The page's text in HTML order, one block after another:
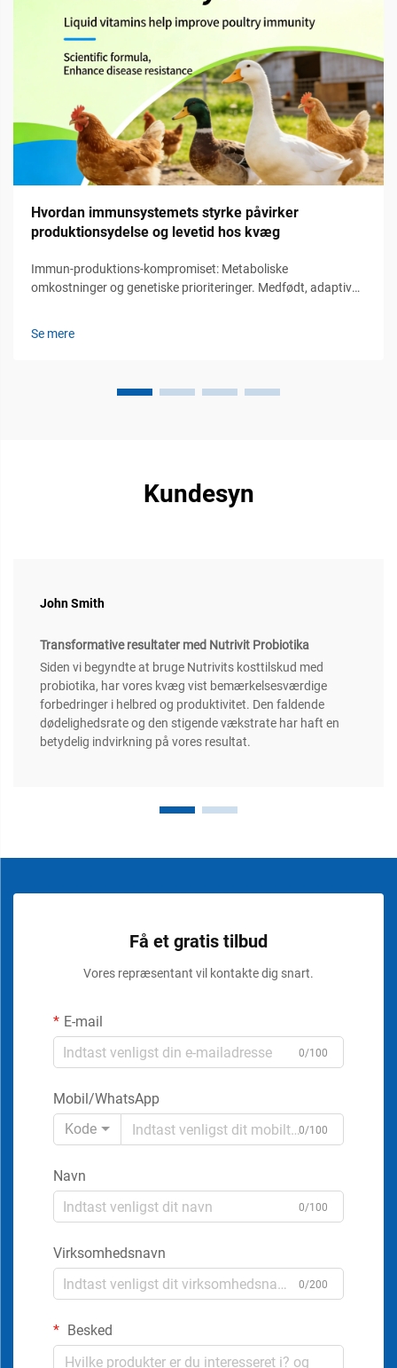
Hvordan immunsystemets styrke påvirker
produktionsydelse og levetid hos kvæg
Immun-produktions-kompromiset: Metaboliske
omkostninger og genetiske prioriteringer. Medfødt, adaptiv
Se mere
Kundesyn
John Smith
Transformative resultater med Nutrivit Probiotika
Siden vi begyndte at bruge Nutrivits kosttilskud med
probiotika, har vores kvæg vist bemærkelsesværdige
forbedringer i helbred og produktivitet. Den faldende
dødelighedsrate og den stigende vækstrate har haft en
betydelig indvirkning på vores resultat.
Få et gratis tilbud
Vores repræsentant vil kontakte dig snart.
E-mail
0/100
Mobil/WhatsApp
Kode
0/100
Navn
0/100
Virksomhedsnavn
0/200
Besked